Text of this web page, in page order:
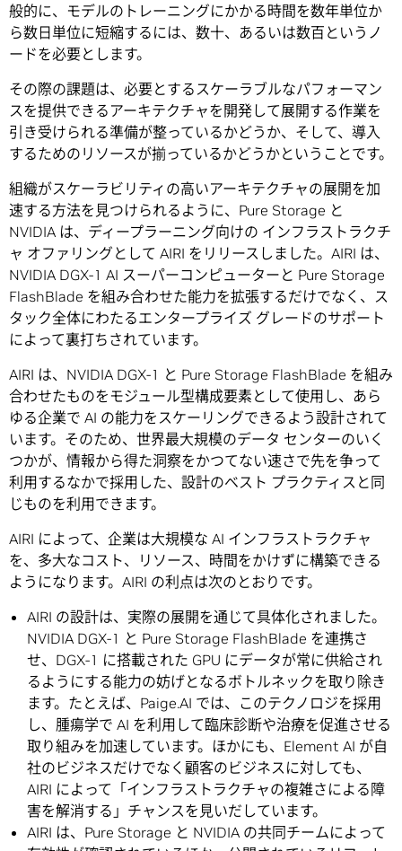
般的に、モデルのトレーニングにかかる時間を数年単位か
ら数日単位に短縮するには、数十、あるいは数百というノ
ードを必要とします。
その際の課題は、必要とするスケーラブルなパフォーマン
スを提供できるアーキテクチャを開発して展開する作業を
引き受けられる準備が整っているかどうか、そして、導入
するためのリソースが揃っているかどうかということです。
組織がスケーラビリティの高いアーキテクチャの展開を加
速する方法を見つけられるように、Pure Storage と
NVIDIA は、ディープラーニング向けの インフラストラクチ
ャ オファリングとして AIRI をリリースしました。AIRI は、
NVIDIA DGX-1 AI スーパーコンピューターと Pure Storage
FlashBlade を組み合わせた能力を拡張するだけでなく、ス
タック全体にわたるエンタープライズ グレードのサポート
によって裏打ちされています。
AIRI は、NVIDIA DGX-1 と Pure Storage FlashBlade を組み
合わせたものをモジュール型構成要素として使用し、あら
ゆる企業で AI の能力をスケーリングできるよう設計されて
います。そのため、世界最大規模のデータ センターのいく
つかが、情報から得た洞察をかつてない速さで先を争って
利用するなかで採用した、設計のベスト プラクティスと同
じものを利用できます。
AIRI によって、企業は大規模な AI インフラストラクチャ
を、多大なコスト、リソース、時間をかけずに構築できる
ようになります。AIRI の利点は次のとおりです。
AIRI の設計は、実際の展開を通じて具体化されました。
NVIDIA DGX-1 と Pure Storage FlashBlade を連携さ
せ、DGX-1 に搭載された GPU にデータが常に供給され
るようにする能力の妨げとなるボトルネックを取り除き
ます。たとえば、Paige.AI では、このテクノロジを採用
し、腫瘍学で AI を利用して臨床診断や治療を促進させる
取り組みを加速しています。ほかにも、Element AI が自
社のビジネスだけでなく顧客のビジネスに対しても、
AIRI によって「インフラストラクチャの複雑さによる障
害を解消する」チャンスを見いだしています。
AIRI は、Pure Storage と NVIDIA の共同チームによって